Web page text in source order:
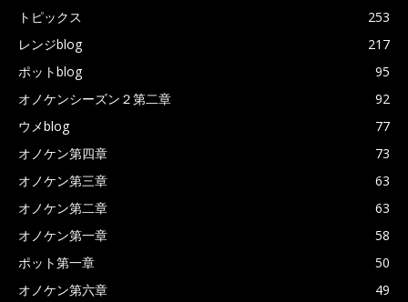
トピックス
253
レンジblog
217
ポットblog
95
オノケンシーズン２第二章
92
ウメblog
77
オノケン第四章
73
オノケン第三章
63
オノケン第二章
63
オノケン第一章
58
ポット第一章
50
オノケン第六章
49